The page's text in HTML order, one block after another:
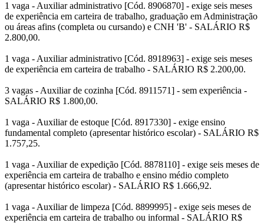
1 vaga - Auxiliar administrativo [Cód. 8906870] - exige seis meses
de experiência em carteira de trabalho, graduação em Administração
ou áreas afins (completa ou cursando) e CNH 'B' - SALÁRIO R$
2.800,00.
1 vaga - Auxiliar administrativo [Cód. 8918963] - exige seis meses
de experiência em carteira de trabalho - SALÁRIO R$ 2.200,00.
3 vagas - Auxiliar de cozinha [Cód. 8911571] - sem experiência -
SALÁRIO R$ 1.800,00.
1 vaga - Auxiliar de estoque [Cód. 8917330] - exige ensino
fundamental completo (apresentar histórico escolar) - SALÁRIO R$
1.757,25.
1 vaga - Auxiliar de expedição [Cód. 8878110] - exige seis meses de
experiência em carteira de trabalho e ensino médio completo
(apresentar histórico escolar) - SALÁRIO R$ 1.666,92.
1 vaga - Auxiliar de limpeza [Cód. 8899995] - exige seis meses de
experiência em carteira de trabalho ou informal - SALÁRIO R$